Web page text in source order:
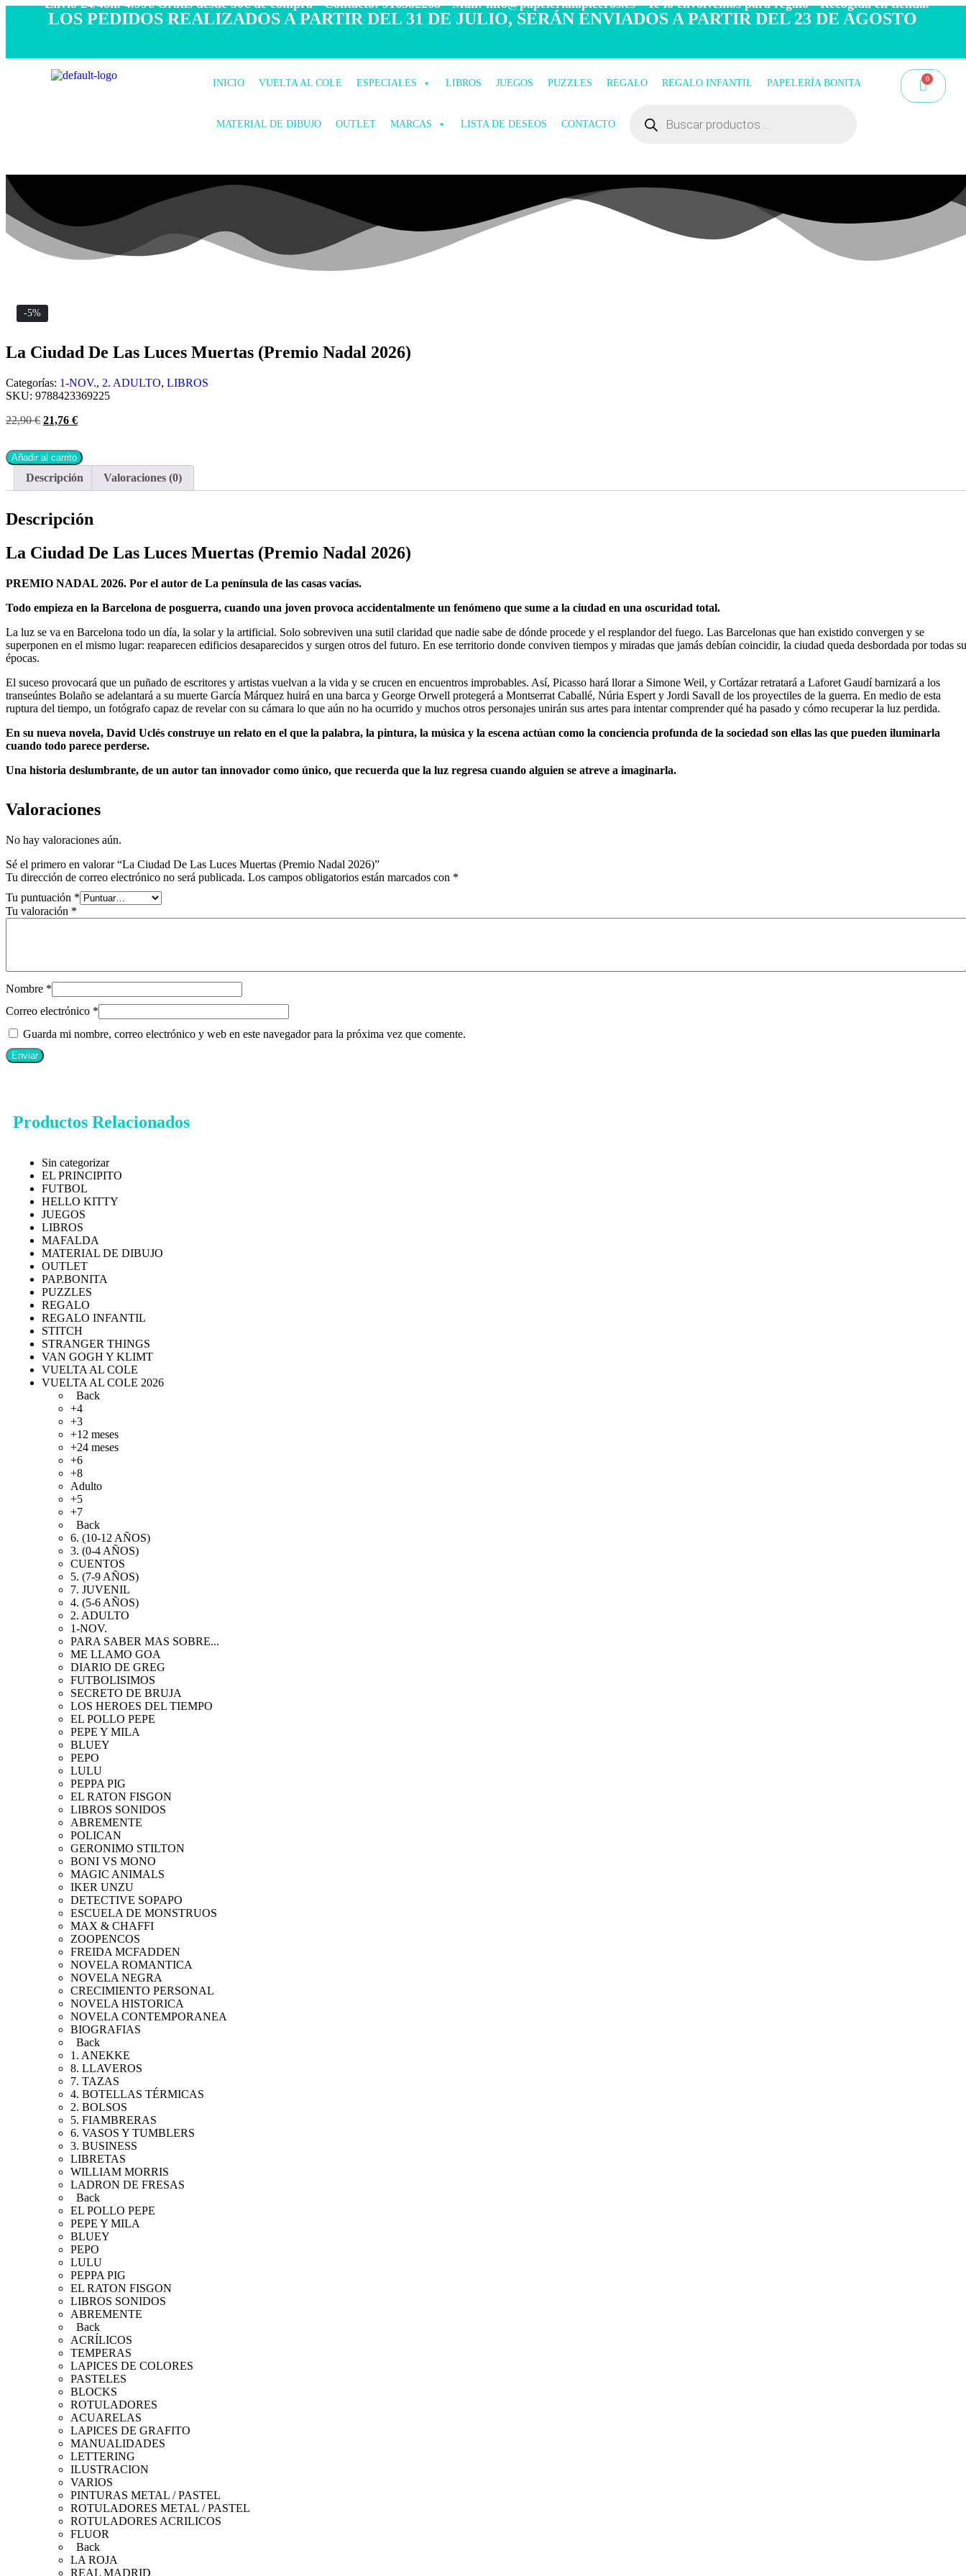
- Envío 24/48h. 4.99€ Gratis desde 50€ de compra - Contacto: 916582268 - Mail: info@papelerialapiceros.es - Te lo envolvemos para regalo - Recogida en tienda.
LOS PEDIDOS REALIZADOS A PARTIR DEL 31 DE JULIO, SERÁN ENVIADOS A PARTIR DEL 23 DE AGOSTO
INICIO VUELTA AL COLE ESPECIALES LIBROS JUEGOS PUZZLES REGALO REGALO INFANTIL PAPELERÍA BONITA
MATERIAL DE DIBUJO OUTLET MARCAS LISTA DE DESEOS CONTACTO
-5%
La Ciudad De Las Luces Muertas (Premio Nadal 2026)
Categorías: 1-NOV., 2. ADULTO, LIBROS
SKU: 9788423369225
22,90€ 21,76 €
Añadir al carrito
Descripción Valoraciones (0)
Descripción
La Ciudad De Las Luces Muertas (Premio Nadal 2026)
PREMIO NADAL 2026. Por el autor de La península de las casas vacías.
Todo empieza en la Barcelona de posguerra, cuando una joven provoca accidentalmente un fenómeno que sume a la ciudad en una oscuridad total.
La luz se va en Barcelona todo un día, la solar y la artificial. Solo sobreviven una sutil claridad que nadie sabe de dónde procede y el resplandor del fuego. Las Barcelonas que han existido convergen y se
superponen en el mismo lugar: reaparecen edificios desaparecidos y surgen otros del futuro. En ese territorio donde conviven tiempos y miradas que jamás debían coincidir, la ciudad queda desbordada por todas
épocas.
El suceso provocará que un puñado de escritores y artistas vuelvan a la vida y se crucen en encuentros improbables. Así, Picasso hará llorar a Simone Weil, y Cortázar retratará a Laforet Gaudí barnizará a los
transeúntes Bolaño se adelantará a su muerte García Márquez huirá en una barca y George Orwell protegerá a Montserrat Caballé, Núria Espert y Jordi Savall de los proyectiles de la guerra. En medio de esta
ruptura del tiempo, un fotógrafo capaz de revelar con su cámara lo que aún no ha ocurrido y muchos otros personajes unirán sus artes para intentar comprender qué ha pasado y cómo recuperar la luz perdida.
En su nueva novela, David Uclés construye un relato en el que la palabra, la pintura, la música y la escena actúan como la conciencia profunda de la sociedad son ellas las que pueden iluminarla
cuando todo parece perderse.
Una historia deslumbrante, de un autor tan innovador como único, que recuerda que la luz regresa cuando alguien se atreve a imaginarla.
Valoraciones
No hay valoraciones aún.
Sé el primero en valorar “La Ciudad De Las Luces Muertas (Premio Nadal 2026)”
Tu dirección de correo electrónico no será publicada. Los campos obligatorios están marcados con *
Tu puntuación *
Tu valoración *
Nombre *
Correo electrónico *
Guarda mi nombre, correo electrónico y web en este navegador para la próxima vez que comente.
Productos Relacionados
Sin categorizar
EL PRINCIPITO
FUTBOL
HELLO KITTY
JUEGOS
LIBROS
MAFALDA
MATERIAL DE DIBUJO
OUTLET
PAP.BONITA
PUZZLES
REGALO
REGALO INFANTIL
STITCH
STRANGER THINGS
VAN GOGH Y KLIMT
VUELTA AL COLE
VUELTA AL COLE 2026
Back
+4
+3
+12 meses
+24 meses
+6
+8
Adulto
+5
+7
Back
6. (10-12 AÑOS)
3. (0-4 AÑOS)
CUENTOS
5. (7-9 AÑOS)
7. JUVENIL
4. (5-6 AÑOS)
2. ADULTO
1-NOV.
PARA SABER MAS SOBRE...
ME LLAMO GOA
DIARIO DE GREG
FUTBOLISIMOS
SECRETO DE BRUJA
LOS HEROES DEL TIEMPO
EL POLLO PEPE
PEPE Y MILA
BLUEY
PEPO
LULU
PEPPA PIG
EL RATON FISGON
LIBROS SONIDOS
ABREMENTE
POLICAN
GERONIMO STILTON
BONI VS MONO
MAGIC ANIMALS
IKER UNZU
DETECTIVE SOPAPO
ESCUELA DE MONSTRUOS
MAX & CHAFFI
ZOOPENCOS
FREIDA MCFADDEN
NOVELA ROMANTICA
NOVELA NEGRA
CRECIMIENTO PERSONAL
NOVELA HISTORICA
NOVELA CONTEMPORANEA
BIOGRAFIAS
Back
1. ANEKKE
8. LLAVEROS
7. TAZAS
4. BOTELLAS TÉRMICAS
2. BOLSOS
5. FIAMBRERAS
6. VASOS Y TUMBLERS
3. BUSINESS
LIBRETAS
WILLIAM MORRIS
LADRON DE FRESAS
Back
EL POLLO PEPE
PEPE Y MILA
BLUEY
PEPO
LULU
PEPPA PIG
EL RATON FISGON
LIBROS SONIDOS
ABREMENTE
Back
ACRÍLICOS
TEMPERAS
LAPICES DE COLORES
PASTELES
BLOCKS
ROTULADORES
ACUARELAS
LAPICES DE GRAFITO
MANUALIDADES
LETTERING
ILUSTRACION
VARIOS
PINTURAS METAL / PASTEL
ROTULADORES METAL / PASTEL
ROTULADORES ACRILICOS
FLUOR
Back
LA ROJA
REAL MADRID